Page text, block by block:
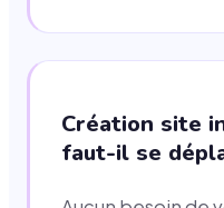
Création site
faut-il se